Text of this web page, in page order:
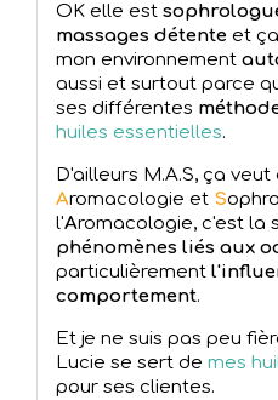
OK elle est
massages détente et
mon environnement
aussi et surtout parce
ses différentes
huiles essentielles.
D'ailleurs M.A.S, ça veut
Aromacologie et S
l'Aromacologie, c'est la
phénomènes liés aux
particulièrement
comportement.
Et je ne suis pas peu
Lucie se sert de mes
pour ses clientes.